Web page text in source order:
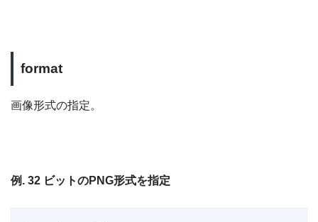
format
画像形式の指定。
例. 32 ビットのPNG形式を指定